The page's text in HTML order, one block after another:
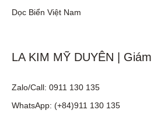
Dọc Biển Việt Nam
LA KIM MỸ DUYÊN |
Zalo/Call: 0911 130 135
WhatsApp: (+84)911 130 135